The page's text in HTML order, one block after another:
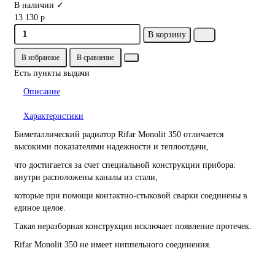
В наличии ✓
13 130 р
В корзину
В избранное В сравнение
Есть пункты выдачи
Описание
Характеристики
Биметаллический радиатор Rifar Monolit 350 отличается
высокими показателями надежности и теплоотдачи,
что достигается за счет специальной конструкции прибора:
внутри расположены каналы из стали,
которые при помощи контактно-стыковой сварки соединены в
единое целое.
Такая неразборная конструкция исключает появление протечек.
Rifar Monolit 350 не имеет ниппельного соединения.